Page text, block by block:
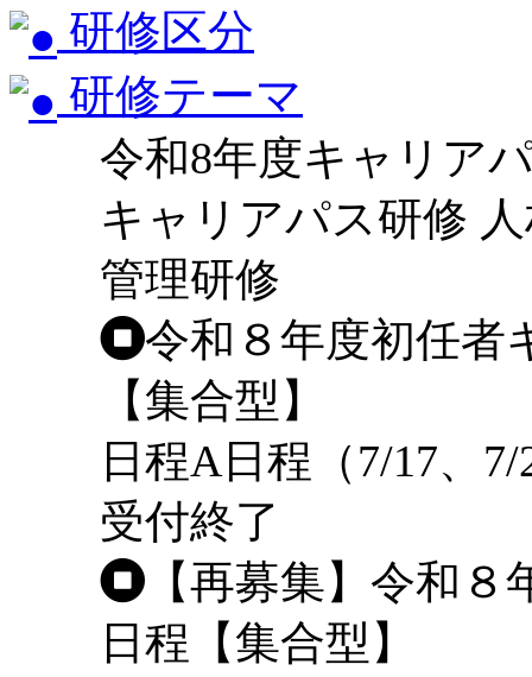
研修区分
研修テーマ
令和8年度キャリア
キャリアパス研修
管理研修
令和８年度初任者
【集合型】
日程A日程（7/17、
受付終了
【再募集】令和
日程【集合型】